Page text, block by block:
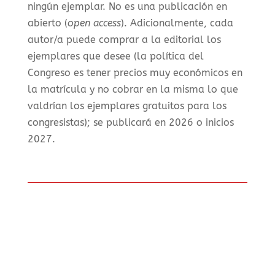
ningún ejemplar. No es una publicación en
abierto (open access). Adicionalmente, cada
autor/a puede comprar a la editorial los
ejemplares que desee (la política del
Congreso es tener precios muy económicos en
la matrícula y no cobrar en la misma lo que
valdrían los ejemplares gratuitos para los
congresistas); se publicará en 2026 o inicios
2027.